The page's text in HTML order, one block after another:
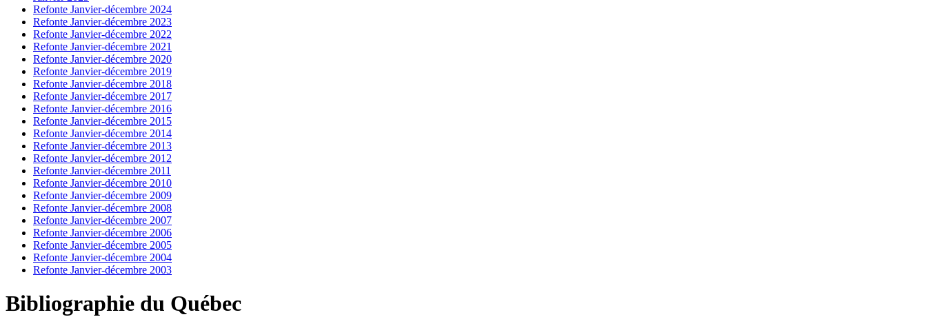
Refonte Janvier-décembre 2024
Refonte Janvier-décembre 2023
Refonte Janvier-décembre 2022
Refonte Janvier-décembre 2021
Refonte Janvier-décembre 2020
Refonte Janvier-décembre 2019
Refonte Janvier-décembre 2018
Refonte Janvier-décembre 2017
Refonte Janvier-décembre 2016
Refonte Janvier-décembre 2015
Refonte Janvier-décembre 2014
Refonte Janvier-décembre 2013
Refonte Janvier-décembre 2012
Refonte Janvier-décembre 2011
Refonte Janvier-décembre 2010
Refonte Janvier-décembre 2009
Refonte Janvier-décembre 2008
Refonte Janvier-décembre 2007
Refonte Janvier-décembre 2006
Refonte Janvier-décembre 2005
Refonte Janvier-décembre 2004
Refonte Janvier-décembre 2003
Bibliographie du Québec